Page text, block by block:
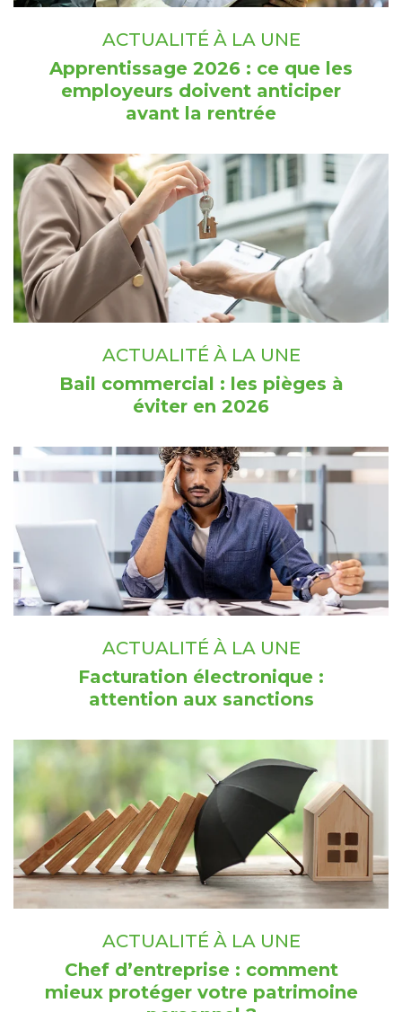
ACTUALITÉ À LA UNE
Apprentissage 2026 : ce que les
employeurs doivent anticiper
avant la rentrée
ACTUALITÉ À LA UNE
Bail commercial : les pièges à
éviter en 2026
ACTUALITÉ À LA UNE
Facturation électronique :
attention aux sanctions
ACTUALITÉ À LA UNE
Chef d’entreprise : comment
mieux protéger votre patrimoine